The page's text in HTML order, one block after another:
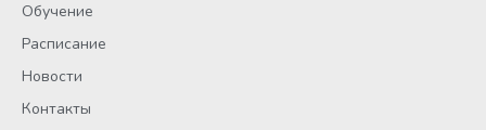
Обучение
Расписание
Новости
Контакты